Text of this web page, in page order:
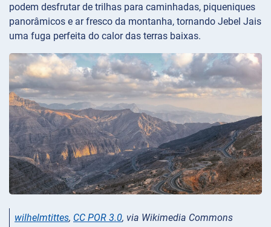
podem desfrutar de trilhas para caminhadas, piqueniques
panorâmicos e ar fresco da montanha, tornando Jebel Jais
uma fuga perfeita do calor das terras baixas.
wilhelmtittes, CC POR 3.0, via Wikimedia Commons